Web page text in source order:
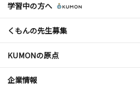
学習中の方へ
くもんの先生募集
KUMONの原点
企業情報